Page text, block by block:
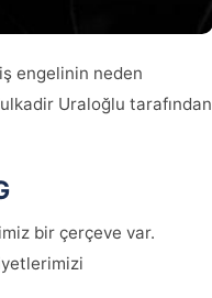
engelinin neden
Uraloğlu tarafından
bir çerçeve var.